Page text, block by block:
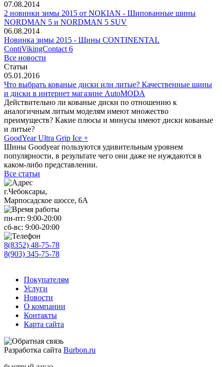
07.08.2014
2 новинки зимы 2015 от NOKIAN - Шипованные шины
NORDMAN 5 и NORDMAN 5 SUV
06.08.2014
Новинка зимы 2015 - Шины CONTINENTAL
ContiVikingContact 6
Все новости
Статьи
05.01.2016
Что выбрать кованые диски или литые? Качественные шины
и диски в интернет магазине AutoMODA
Действительно ли кованые диски по отношению к
аналогичным литым моделям имеют множество
преимуществ? Какие плюсы и минусы имеют диски кованые
и литые?
GoodYear Ultra Grip Ice +
Шины Goodyear пользуются удивительным уровнем
популярности, в результате чего они даже не нуждаются в
каком-либо представлении.
Все статьи
г.Чебоксары,
Марпосадское шоссе, 6А
пн-пт: 9:00-20:00
сб-вс: 9:00-20:00
8(8352) 48-75-78
8(903) 345-75-78
Покупателям
Услуги
Новости
О компании
Контакты
Карта сайта
Разработка сайта Burbon.ru